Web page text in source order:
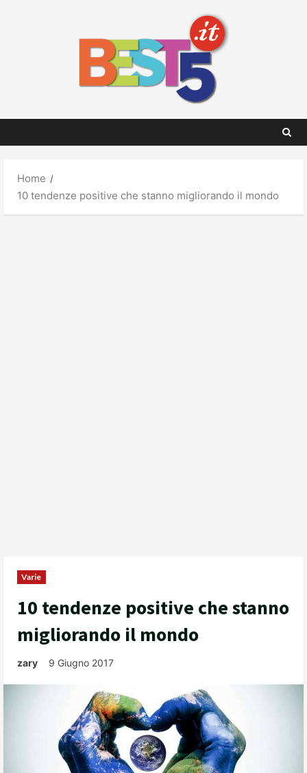
Home
10 tendenze positive che stanno migliorando il mondo
Varie
10 tendenze positive che stanno
migliorando il mondo
zary 9 Giugno 2017